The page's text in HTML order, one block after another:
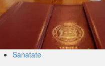
Sanatate